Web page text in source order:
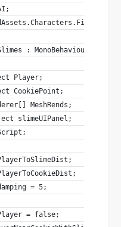
: MonoBehaviour {
Player;
CookiePoint;
MeshRends;
slimeUIPanel;
= 5;
= false;